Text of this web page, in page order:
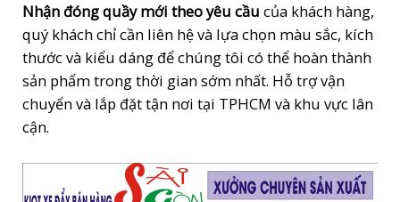
Nhận đóng quầy mới theo yêu cầu của khách hàng,
quý khách chỉ cần liên hệ và lựa chọn màu sắc, kích
thước và kiểu dáng để chúng tôi có thể hoàn thành
sản phẩm trong thời gian sớm nhất. Hỗ trợ vận
chuyển và lắp đặt tận nơi tại TPHCM và khu vực lân
cận.